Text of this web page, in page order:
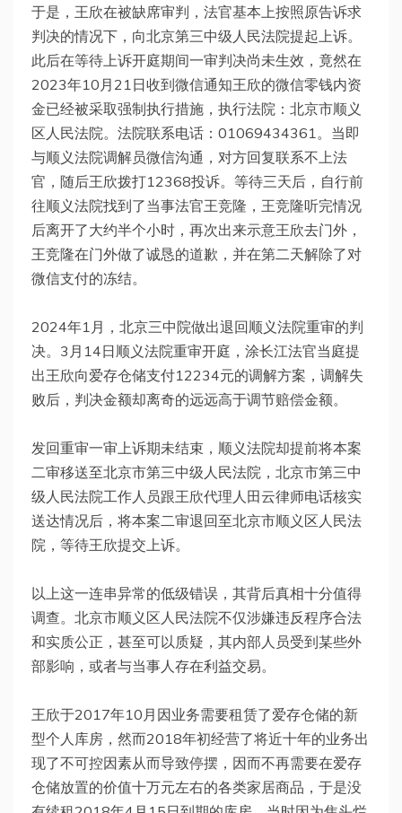
于是，王欣在被缺席审判，法官基本上按照原告诉求
判决的情况下，向北京第三中级人民法院提起上诉。
此后在等待上诉开庭期间一审判决尚未生效，竟然在
2023年10月21日收到微信通知王欣的微信零钱内资
金已经被采取强制执行措施，执行法院：北京市顺义
区人民法院。法院联系电话：01069434361。当即
与顺义法院调解员微信沟通，对方回复联系不上法
官，随后王欣拨打12368投诉。等待三天后，自行前
往顺义法院找到了当事法官王竞隆，王竞隆听完情况
后离开了大约半个小时，再次出来示意王欣去门外，
王竞隆在门外做了诚恳的道歉，并在第二天解除了对
微信支付的冻结。
2024年1月，北京三中院做出退回顺义法院重审的判
决。3月14日顺义法院重审开庭，涂长江法官当庭提
出王欣向爱存仓储支付12234元的调解方案，调解失
败后，判决金额却离奇的远远高于调节赔偿金额。
发回重审一审上诉期未结束，顺义法院却提前将本案
二审移送至北京市第三中级人民法院，北京市第三中
级人民法院工作人员跟王欣代理人田云律师电话核实
送达情况后，将本案二审退回至北京市顺义区人民法
院，等待王欣提交上诉。
以上这一连串异常的低级错误，其背后真相十分值得
调查。北京市顺义区人民法院不仅涉嫌违反程序合法
和实质公正，甚至可以质疑，其内部人员受到某些外
部影响，或者与当事人存在利益交易。
王欣于2017年10月因业务需要租赁了爱存仓储的新
型个人库房，然而2018年初经营了将近十年的业务出
现了不可控因素从而导致停摆，因而不再需要在爱存
仓储放置的价值十万元左右的各类家居商品，于是没